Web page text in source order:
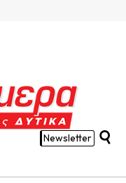
Newsletter